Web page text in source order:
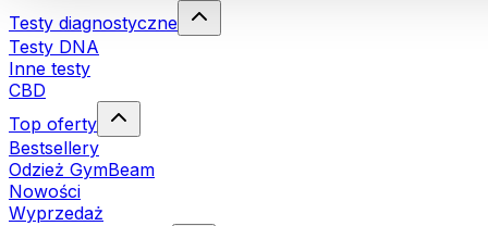
Testy diagnostyczne
Testy DNA
Inne testy
CBD
Top oferty
Bestsellery
Odzież GymBeam
Nowości
Wyprzedaż